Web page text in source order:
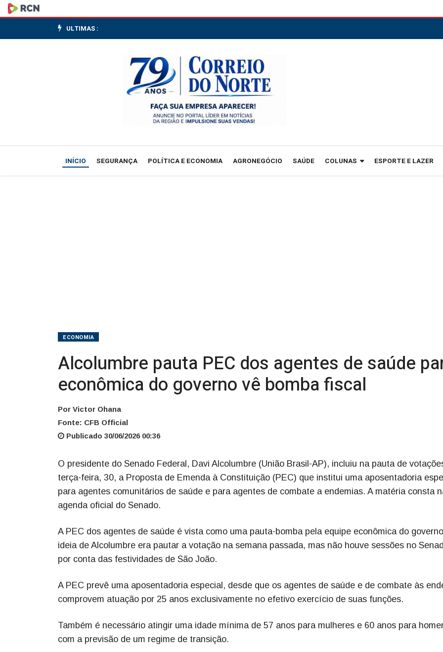
Alcolumbre
pauta
saúde
ULTIMAS :
INÍCIO SEGURANÇA POLÍTICA E ECONOMIA AGRONEGÓCIO SAÚDE COLUNAS ESPORTE E LAZER
ECONOMIA
Alcolumbre pauta PEC dos agentes de saúde
econômica do governo vê bomba fiscal
Por Victor Ohana
Fonte: CFB Official
Publicado 30/06/2026 00:36
O presidente do Senado Federal, Davi Alcolumbre (União Brasil-AP), incluiu na pauta de
terça-feira, 30, a Proposta de Emenda à Constituição (PEC) que institui uma aposentadoria
para agentes comunitários de saúde e para agentes de combate a endemias. A matéria consta
agenda oficial do Senado.
A PEC dos agentes de saúde é vista como uma pauta-bomba pela equipe econômica do
ideia de Alcolumbre era pautar a votação na semana passada, mas não houve sessões no
por conta das festividades de São João.
A PEC prevê uma aposentadoria especial, desde que os agentes de saúde e de combate às
comprovem atuação por 25 anos exclusivamente no efetivo exercício de suas funções.
Também é necessário atingir uma idade mínima de 57 anos para mulheres e 60 anos para
com a previsão de um regime de transição.